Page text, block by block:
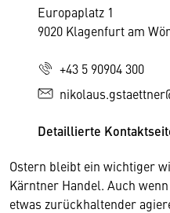
Europaplatz 1
9020 Klagenfurt am
+43 5 90904 300
Detaillierte
Ostern bleibt ein wichtiger
Kärntner Handel. Auch
etwas zurückhaltender